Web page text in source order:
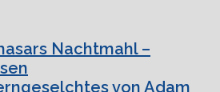
Nachtmahl –
von Adam